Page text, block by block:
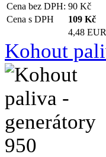
Cena bez DPH: 90 Kč
Cena s DPH
109 Kč
4,48 EUR
Kohout